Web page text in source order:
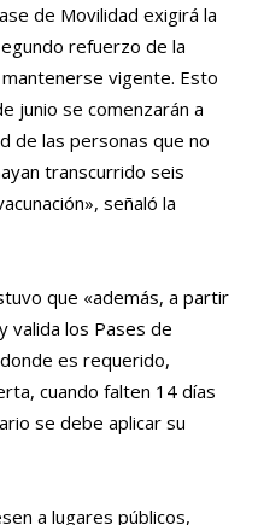
de Movilidad exigirá la
refuerzo de la
vigente. Esto
junio se comenzarán a
de las personas que no
transcurrido seis
señaló la
que «además, a partir
valida los Pases de
es requerido,
cuando falten 14 días
se debe aplicar su
a lugares públicos,